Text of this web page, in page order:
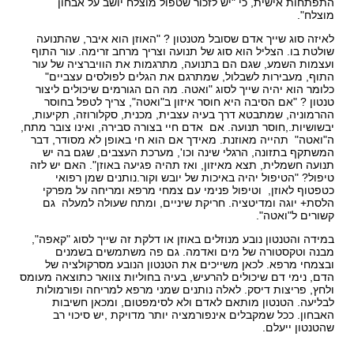
מוצלח".
לאיזה סוג שייך אדם שסובל מטנטון ? "האוזן הוא איבר, שהתנועה
שולטת בו. הצליל הוא סוג של תנועה וצריך מרחב זרימה. עור התוף
ועצמות השמע, שגם הם בתנועה, מתרגמות את הוויברציה של עור
התוף, מעבירות לשבלול, שמתרגם את הגלים לפולסים עצביים"
כלומר הוא יהיה שייך לסוג "ואטה. מה הם הגורמים שיכולים ליצור
טנטון ? "אם הסיבה היא חוסר איזון ב"ואטה", צריך לטפל בחוסר
ההרמוניה, שמתבטא דרך בעיה עצבית, מכנית, סקלורוזה, תקיעות,
יבשושיות.,חוסר תנועה. אם אדם חיי בצורה סבירה, ואינו צובר מתח,
ה"ואטה" תהייה מאוזנת. מאידך אם הוא חי באופן לא מסודר, דבר
המשתקף בתזונה, הרגלי שינה וכו', מערכת העצבים, שגם בה יש
תנועה חשמלית, תצא מאיזון, ואז תהיה פגיעה באוזן". האם יש לזה
טיפול? "הטיפול יהיה באיכות של יובש וקור.נותנים שמן רפואי
כטפטוף לאוזן, וטיפול פנימי עם צמחי מרפא ומריחה על מפרקי
הלסת+ יוגה ומדיטציה. חריקת שיניים, ומתח שעולה למעלה גם
קשורים ל"ואטה".
במידה והטנטון נובע מנוזלים באוזן או דלקת זה שייך לסוג "קאפה",
מבנה וטקסטורה של מים ואדמה. גם פה משתמשים בשמנים
ובצמחי מרפא. לכאן משייכים את הטנטון הנובע מסרקולציה של
הדם, נימי דם שיכולים להרעיש, בעיה בחוליות צוואר כתוצאה מעומס
ולחץ, פריצות דיסק. לאלה נותנים שמני מרפא למריחה ופורמולות
לבליעה. הטנטון מותאם לאדם ולא לסימפטום, ומכאן חשיבות
האבחון. ככל שמקבלים אינפורמציה יותר מדויקת ,יש סיכוי רב
שהטנטון ייעלם.